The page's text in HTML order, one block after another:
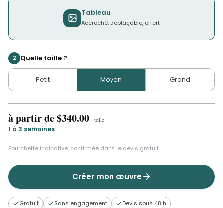
Tableau
Accroché, déplaçable, offert
2 Quelle taille ?
Petit Moyen Grand
à partir de$340.00 · toile
1 à 3 semaines
Fourchette indicative, confirmée dans le devis gratuit.
Créer mon œuvre
Gratuit Sans engagement
Devis sous 48 h